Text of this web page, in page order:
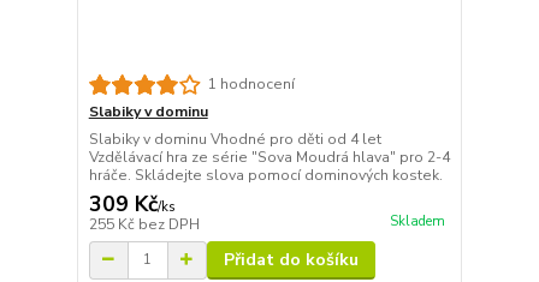
1 hodnocení
Slabiky v dominu
Slabiky v dominu Vhodné pro děti od 4 let
Vzdělávací hra ze série "Sova Moudrá hlava" pro 2-4
hráče. Skládejte slova pomocí dominových kostek.
309 Kč/ks
255 Kč bez DPH Skladem
Přidat do košíku